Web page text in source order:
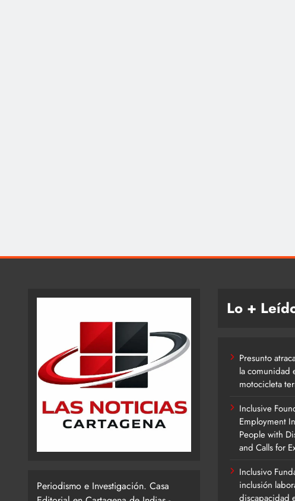
Periodismo e Investigación. Casa
Lo +
Presunto
la comunidad
motocicleta
Inclusive
Employment
People with
and Calls for
Inclusivo
inclusión
discapacidad